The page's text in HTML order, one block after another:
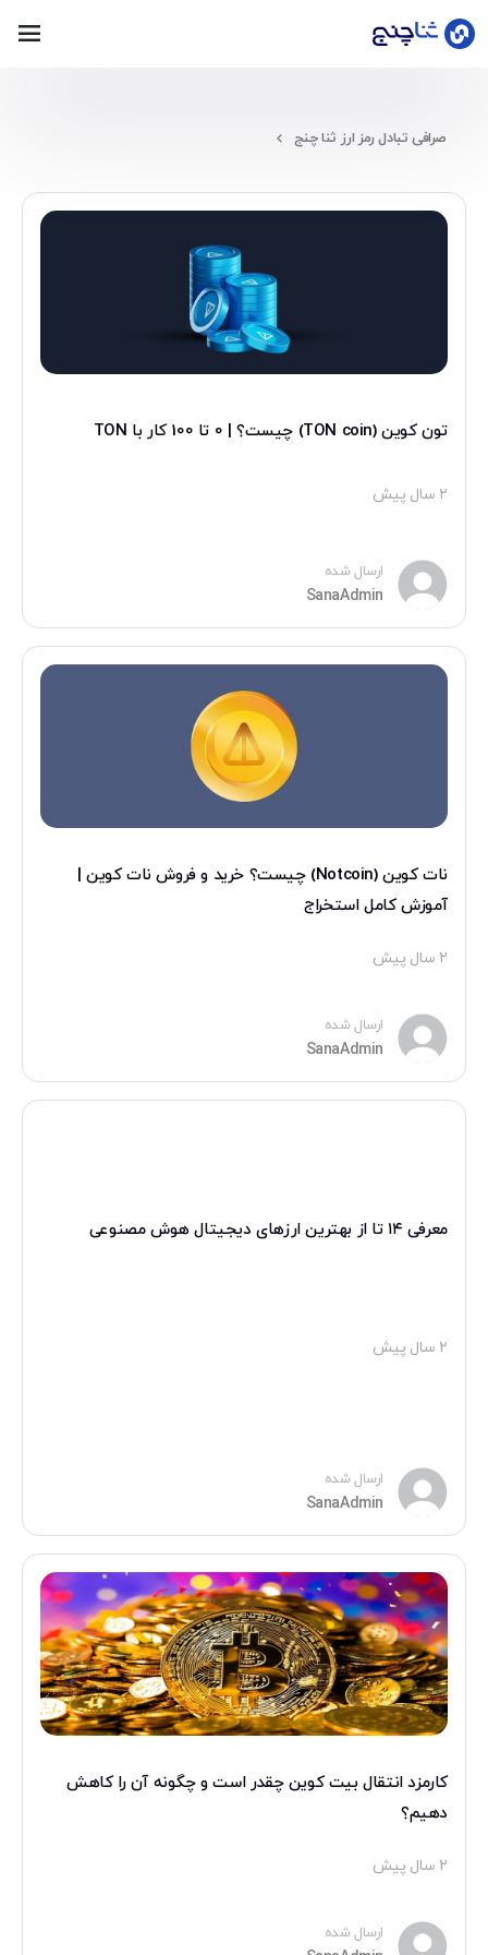
ورود
عضویت
لحظه‌ای
بلاگ
متداول
درباره
ما
info@sanachange.com
تلفن
تماس
۳۳۷۸-۹۱۰۹-۰۲۱
صرافی تبادل رمز ارز ثنا چنج
تون کوین (TON coin) چیست؟ | 0 تا 100 کار با TON
۲ سال پیش
ارسال شده
SanaAdmin
نات کوین (Notcoin) چیست؟ خرید و فروش نات کوین |
آموزش کامل استخراج
۲ سال پیش
ارسال شده
SanaAdmin
معرفی ۱۴ تا از بهترین ارزهای دیجیتال هوش مصنوعی
۲ سال پیش
ارسال شده
SanaAdmin
کارمزد انتقال بیت کوین چقدر است و چگونه آن را کاهش
دهیم؟
۲ سال پیش
ارسال شده